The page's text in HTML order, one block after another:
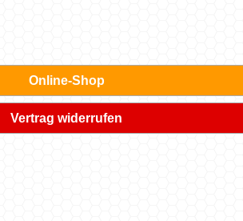
Online-Shop
Vertrag widerrufen